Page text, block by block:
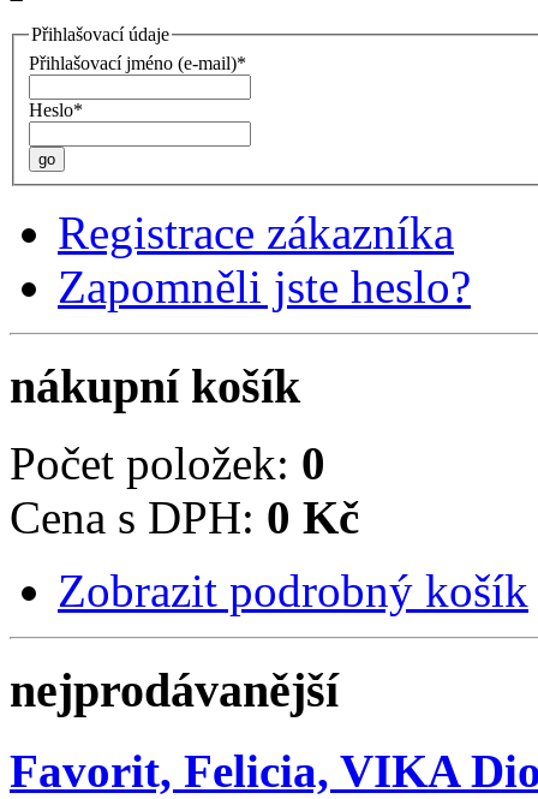
Přihlašovací údaje
Přihlašovací jméno (e-mail)*
Heslo*
go
Registrace zákazníka
Zapomněli jste heslo?
nákupní košík
Počet položek: 0
Cena s DPH: 0 Kč
Zobrazit podrobný košík
nejprodávanější
Favorit, Felicia, VIKA